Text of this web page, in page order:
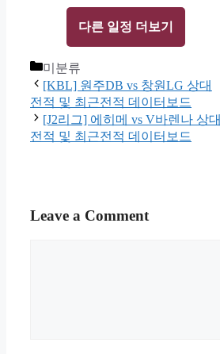
다른 일정 더보기
Categories
미분류
[KBL] 원주DB vs 창원LG 상대
전적 및 최근전적 데이터보드
[J2리그] 에히메 vs V바렌나 상대
전적 및 최근전적 데이터보드
Leave a Comment